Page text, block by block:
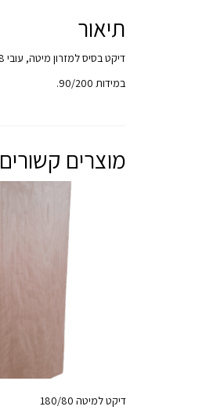
תיאור
דיקט בסיס למזרון מיטה, עובי 8 מ”מ, סנדוויץ טווין.
במידות 90/200.
מוצרים קשורים
דיקט למיטה 180/80